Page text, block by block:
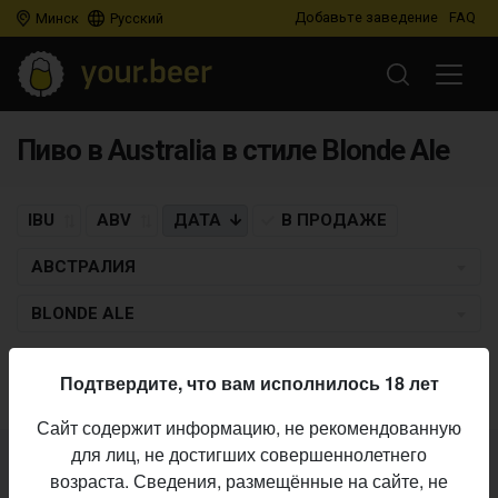
Минск Русский Добавьте заведение FAQ
Пиво в Australia в стиле Blonde Ale
IBU ABV ДАТА В ПРОДАЖЕ
АВСТРАЛИЯ
BLONDE ALE
Не нашли ваш бар или магазин в каталоге?
Подтвердите, что вам исполнилось 18 лет
Сайт содержит информацию, не рекомендованную
для лиц, не достигших совершеннолетнего
возраста. Сведения, размещённые на сайте, не